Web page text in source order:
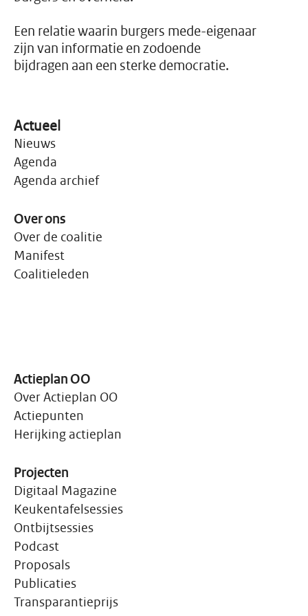
rond de armoedegrens.
Een relatie waarin burgers mede-eigenaar
zijn van informatie en zodoende
bijdragen aan een sterke democratie.
Actueel
Nieuws
Agenda
Agenda archief
Over ons
Over de coalitie
Manifest
Coalitieleden
Actieplan OO
Over Actieplan OO
Actiepunten
Herijking actieplan
Projecten
Digitaal Magazine
Keukentafelsessies
Ontbijtsessies
Podcast
Proposals
Publicaties
Transparantieprijs